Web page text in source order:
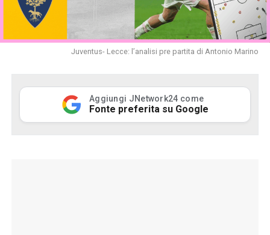
Juventus- Lecce: l’analisi pre partita di Antonio Marino
Aggiungi JNetwork24 come
Fonte preferita su Google